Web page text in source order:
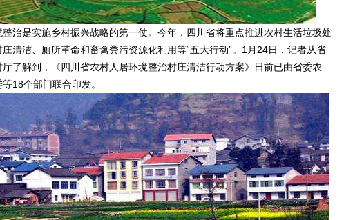
是实施乡村振兴战略的第一仗。今年，四川省将重点推进农村生活垃圾处
清洁、厕所革命和畜禽粪污资源化利用等“五大行动”。1月24日，记者从省
了解到，《四川省农村人居环境整治村庄清洁行动方案》日前已由省委农
18个部门联合印发。